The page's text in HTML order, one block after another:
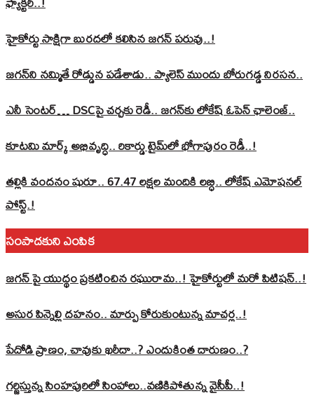
హైకోర్టు సాక్షిగా బురదలో కలిసిన జగన్ పరువు..!
జగన్‌ని నమ్మితే రోడ్డున పడేశాడు.. ప్యాలెస్‌ ముందు బోరుగడ్డ నిరసన..
ఎనీ సెంటర్‌… DSCపై చర్చకు రెడీ.. జగన్‌కు లోకేష్‌ ఓపెన్ ఛాలెంజ్..
కూటమి మార్క్ అభివృద్ధి.. రికార్డు టైమ్‌లో భోగాపురం రెడీ..!
తల్లికి వందనం షురూ.. 67.47 లక్షల మందికి లబ్ధి.. లోకేష్‌ ఎమోషనల్
పోస్ట్‌.!
సంపాదకుని ఎంపిక
జగన్ పై యుద్థం ప్రకటించిన రఘురామ..! హైకోర్టులో మరో పిటిషన్..!
అసుర పిన్నెల్లి దహనం.. మార్పు కోరుకుంటున్న మాచర్ల..!
పేదోడి ప్రాణం, చావుకు ఖరీదా..? ఎందుకింత దారుణం..?
గర్జిస్తున్న సింహపురిలో సింహాలు..వణికిపోతున్న వైసీపీ..!